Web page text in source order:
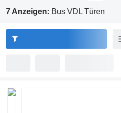
7 Anzeigen: Bus VDL Türen